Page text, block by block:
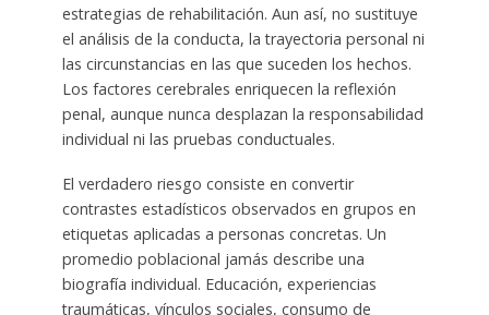
estrategias de rehabilitación. Aun así, no sustituye
el análisis de la conducta, la trayectoria personal ni
las circunstancias en las que suceden los hechos.
Los factores cerebrales enriquecen la reflexión
penal, aunque nunca desplazan la responsabilidad
individual ni las pruebas conductuales.
El verdadero riesgo consiste en convertir
contrastes estadísticos observados en grupos en
etiquetas aplicadas a personas concretas. Un
promedio poblacional jamás describe una
biografía individual. Educación, experiencias
traumáticas, vínculos sociales, consumo de